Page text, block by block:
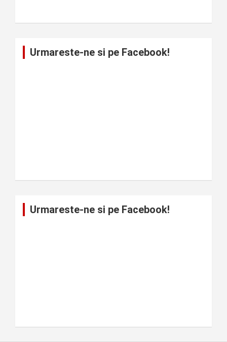
Urmareste-ne si pe Facebook!
Urmareste-ne si pe Facebook!